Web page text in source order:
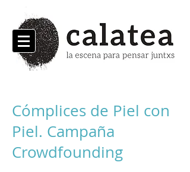
Cómplices de Piel con
Piel. Campaña
Crowdfounding